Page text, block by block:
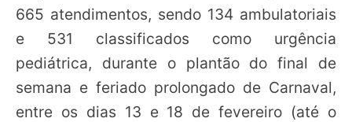
665 atendimentos, sendo 134 ambulatoriais
e 531 classificados como urgência
pediátrica, durante o plantão do final de
semana e feriado prolongado de Carnaval,
entre os dias 13 e 18 de fevereiro (até o